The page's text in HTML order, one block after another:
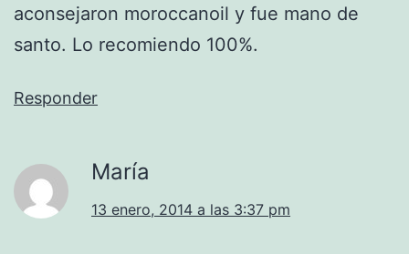
aconsejaron moroccanoil y fue mano de
santo. Lo recomiendo 100%.
Responder
María
13 enero, 2014 a las 3:37 pm